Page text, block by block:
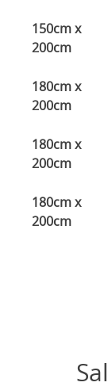
150cm x
200cm
180cm x
200cm
180cm x
200cm
180cm x
200cm